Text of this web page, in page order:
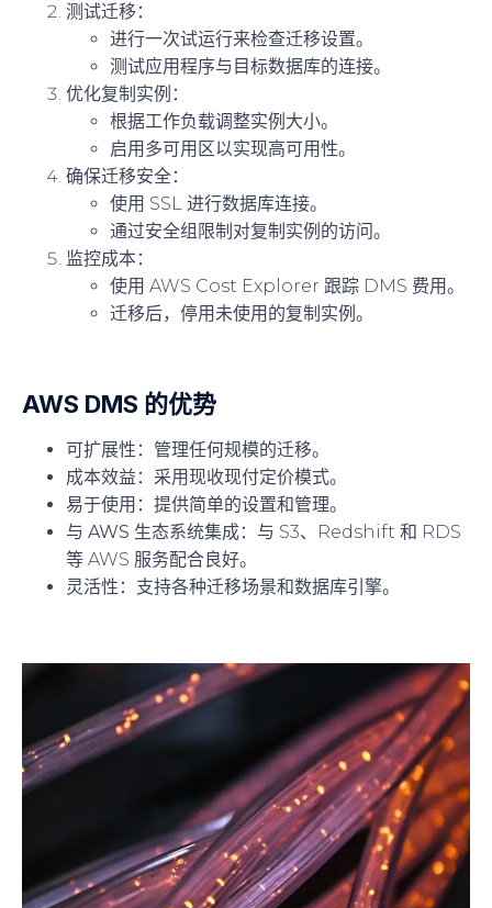
测试迁移：
进行一次试运行来检查迁移设置。
测试应用程序与目标数据库的连接。
优化复制实例：
根据工作负载调整实例大小。
启用多可用区以实现高可用性。
确保迁移安全：
使用 SSL 进行数据库连接。
通过安全组限制对复制实例的访问。
监控成本：
使用 AWS Cost Explorer 跟踪 DMS 费用。
迁移后，停用未使用的复制实例。
AWS DMS 的优势
可扩展性 ：管理任何规模的迁移。
成本效益 ：采用现收现付定价模式。
易于使用 ：提供简单的设置和管理。
与 AWS 生态系统集成：与 S3、Redshift 和 RDS
等 AWS 服务配合良好。
灵活性 ：支持各种迁移场景和数据库引擎。